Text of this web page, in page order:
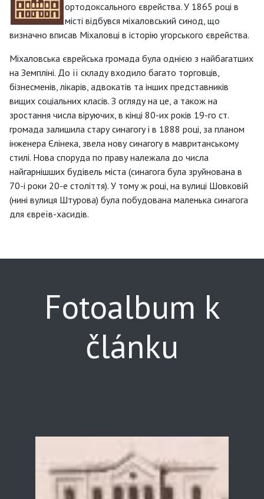
ортодоксального єврейства. У 1865 році в
місті відбувся міхаловський синод, що
визначно вписав Міхаловці в історію угорського єврейства.
Міхаловська єврейська громада була однією з найбагатших
на Земпліні. До її складу входило багато торговців,
бізнесменів, лікарів, адвокатів та інших представників
вищих соціальних класів. З огляду на це, а також на
зростання числа віруючих, в кінці 80-их років 19-го ст.
громада залишила стару синагогу і в 1888 році, за планом
інженера Єлінека, звела нову синагогу в мавританському
стилі. Нова споруда по праву належала до числа
найгарнішших будівель міста (синагога була зруйнована в
70-і роки 20-е століття). У тому ж році, на вулиці Шовковій
(нині вулиця Штурова) була побудована маленька синагога
для євреїв-хасидів.
Fotoalbum k
článku